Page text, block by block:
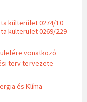
külterület 0274/10
külterület 0269/229
vonatkozó
terv tervezete
és Klíma